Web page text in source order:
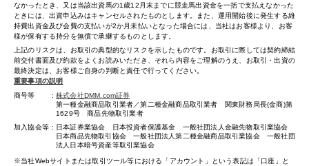
なかったとき、又は当該出資馬の1歳12月末までに競走馬出資金を一括で支払えなかった
ときには、出資申込みはキャンセルされたものとします。また、運用開始後に発生する維
持費出資金及び会費の支払いが2か月未払いとなった場合には、当社はお客様より、お客
様が保有する持分を無償で承継するものとします。
上記のリスクは、お取引の典型的なリスクを示したものです。お取引に際しては契約締結
前交付書面及び約款をよくお読みいただき、それら内容をご理解のうえ、お取引・出資の
最終決定は、お客様ご自身の判断と責任で行ってください。
重要事項の説明
商号等
株式会社DMM.com証券
第一種金融商品取引業者／第二種金融商品取引業者 関東財務局長(金商)第
1629号 商品先物取引業者
加入協会等
日本証券業協会 日本投資者保護基金 一般社団法人金融先物取引業協会
日本商品先物取引協会 一般社団法人第二種金融商品取引業協会 一般社団
法人日本暗号資産等取引業協会
当社Webサイトまたは取引ツール等における「アカウント」という表記は「口座」と